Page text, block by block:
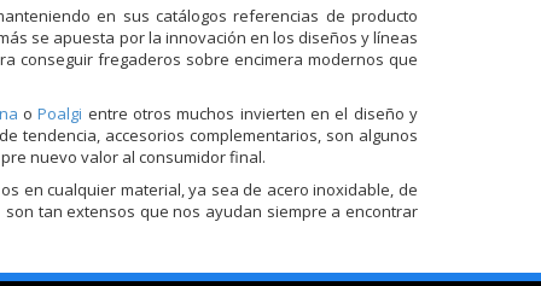
en sus catálogos referencias de producto
se apuesta por la innovación en los diseños y líneas
conseguir fregaderos sobre encimera modernos que
oPoalgi entre otros muchos invierten en el diseño y
tendencia, accesorios complementarios, son algunos
nuevo valor al consumidor final.
en cualquier material, ya sea de acero inoxidable, de
tan extensos que nos ayudan siempre a encontrar